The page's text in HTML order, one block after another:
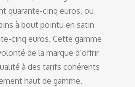
quarante-cinq euros, ou
à bout pointu en satin
cinq euros. Cette gamme
de la marque d’offrir
à des tarifs cohérents
haut de gamme.